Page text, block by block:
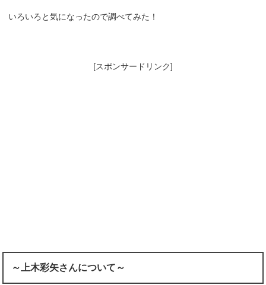
いろいろと気になったので調べてみた！
[スポンサードリンク]
～上木彩矢さんについて～